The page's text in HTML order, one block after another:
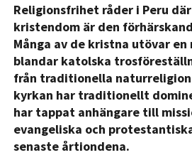
Religionsfrihet råder i Peru
kristendom är den
Många av de kristna utövar en
blandar katolska
från traditionella
kyrkan har traditionellt
har tappat anhängare till
evangeliska och
senaste årtiondena.